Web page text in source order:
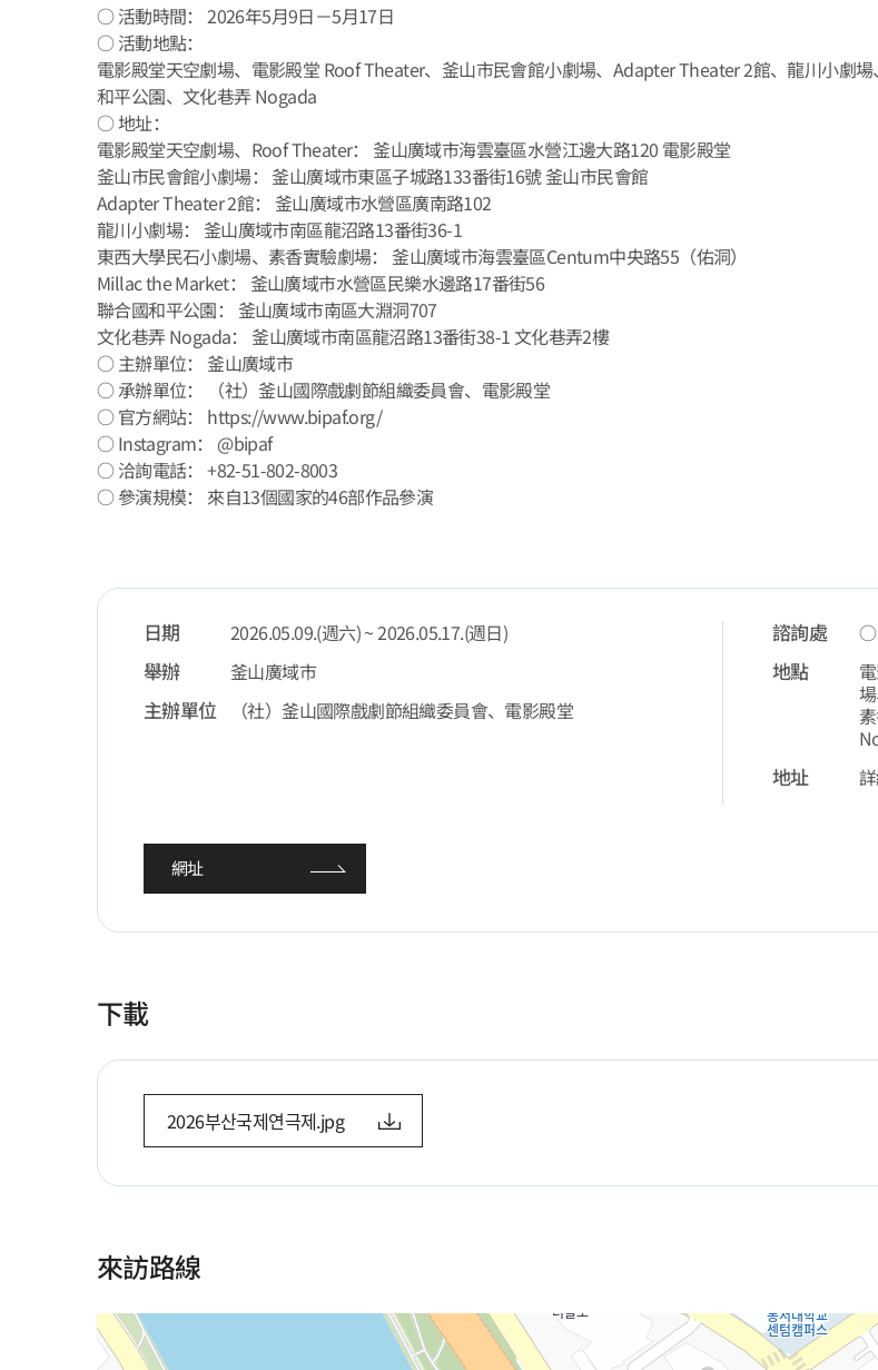
○ 活動時間： 2026年5月9日－5月17日
○ 活動地點：
電影殿堂天空劇場、電影殿堂 Roof Theater、釜山市民會館小劇場、Adapter Theater 2館、龍川小劇
和平公園、文化巷弄 Nogada
○ 地址：
電影殿堂天空劇場、Roof Theater： 釜山廣域市海雲臺區水營江邊大路120 電影殿堂
釜山市民會館小劇場： 釜山廣域市東區子城路133番街16號 釜山市民會館
Adapter Theater 2館： 釜山廣域市水營區廣南路102
龍川小劇場： 釜山廣域市南區龍沼路13番街36-1
東西大學民石小劇場、素香實驗劇場： 釜山廣域市海雲臺區Centum中央路55（佑洞）
Millac the Market： 釜山廣域市水營區民樂水邊路17番街56
聯合國和平公園： 釜山廣域市南區大淵洞707
文化巷弄 Nogada： 釜山廣域市南區龍沼路13番街38-1 文化巷弄2樓
○ 主辦單位： 釜山廣域市
○ 承辦單位： （社）釜山國際戲劇節組織委員會、電影殿堂
○ 官方網站： https://www.bipaf.org/
○ Instagram： @bipaf
○ 洽詢電話： +82-51-802-8003
○ 參演規模： 來自13個國家的46部作品參演
日期 2026.05.09.(週六) ~ 2026.05.17.(週日)
舉辦 釜山廣域市
主辦單位 （社）釜山國際戲劇節組織委員會、電影殿堂
諮詢處 ○
地點
地址
網址
下載
2026부산국제연극제.jpg
來訪路線